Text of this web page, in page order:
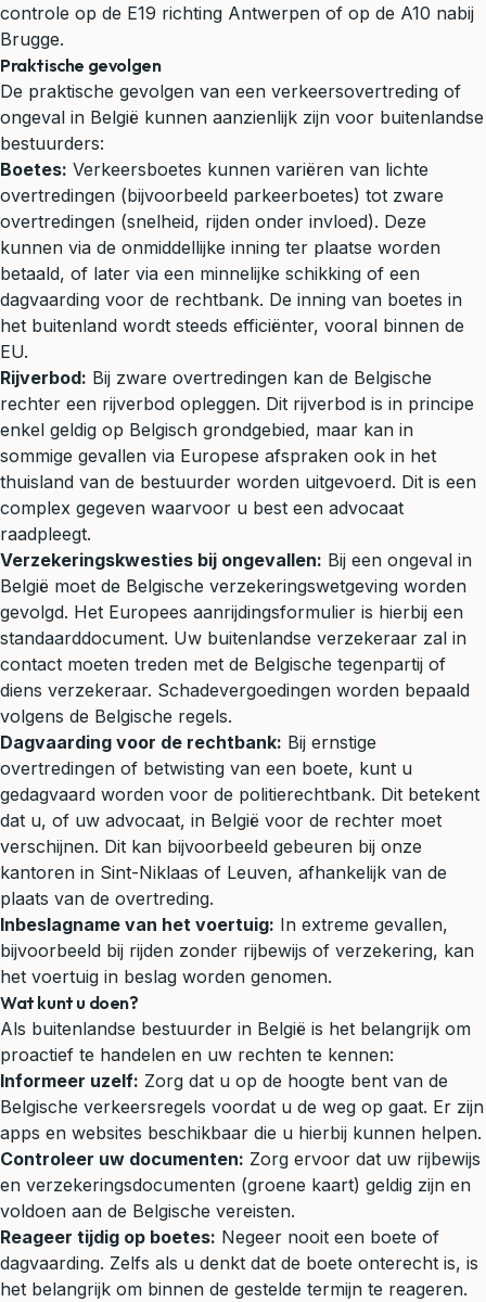
controle op de E19 richting Antwerpen of op de A10 nabij
Brugge.
Praktische gevolgen
De praktische gevolgen van een verkeersovertreding of
ongeval in België kunnen aanzienlijk zijn voor buitenlandse
bestuurders:
Boetes: Verkeersboetes kunnen variëren van lichte
overtredingen (bijvoorbeeld parkeerboetes) tot zware
overtredingen (snelheid, rijden onder invloed). Deze
kunnen via de onmiddellijke inning ter plaatse worden
betaald, of later via een minnelijke schikking of een
dagvaarding voor de rechtbank. De inning van boetes in
het buitenland wordt steeds efficiënter, vooral binnen de
EU.
Rijverbod: Bij zware overtredingen kan de Belgische
rechter een rijverbod opleggen. Dit rijverbod is in principe
enkel geldig op Belgisch grondgebied, maar kan in
sommige gevallen via Europese afspraken ook in het
thuisland van de bestuurder worden uitgevoerd. Dit is een
complex gegeven waarvoor u best een advocaat
raadpleegt.
Verzekeringskwesties bij ongevallen: Bij een ongeval in
België moet de Belgische verzekeringswetgeving worden
gevolgd. Het Europees aanrijdingsformulier is hierbij een
standaarddocument. Uw buitenlandse verzekeraar zal in
contact moeten treden met de Belgische tegenpartij of
diens verzekeraar. Schadevergoedingen worden bepaald
volgens de Belgische regels.
Dagvaarding voor de rechtbank: Bij ernstige
overtredingen of betwisting van een boete, kunt u
gedagvaard worden voor de politierechtbank. Dit betekent
dat u, of uw advocaat, in België voor de rechter moet
verschijnen. Dit kan bijvoorbeeld gebeuren bij onze
kantoren in Sint-Niklaas of Leuven, afhankelijk van de
plaats van de overtreding.
Inbeslagname van het voertuig: In extreme gevallen,
bijvoorbeeld bij rijden zonder rijbewijs of verzekering, kan
het voertuig in beslag worden genomen.
Wat kunt u doen?
Als buitenlandse bestuurder in België is het belangrijk om
proactief te handelen en uw rechten te kennen:
Informeer uzelf: Zorg dat u op de hoogte bent van de
Belgische verkeersregels voordat u de weg op gaat. Er zijn
apps en websites beschikbaar die u hierbij kunnen helpen.
Controleer uw documenten: Zorg ervoor dat uw rijbewijs
en verzekeringsdocumenten (groene kaart) geldig zijn en
voldoen aan de Belgische vereisten.
Reageer tijdig op boetes: Negeer nooit een boete of
dagvaarding. Zelfs als u denkt dat de boete onterecht is, is
het belangrijk om binnen de gestelde termijn te reageren.